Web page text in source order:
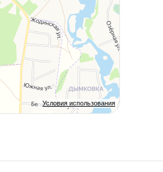
Условия использования